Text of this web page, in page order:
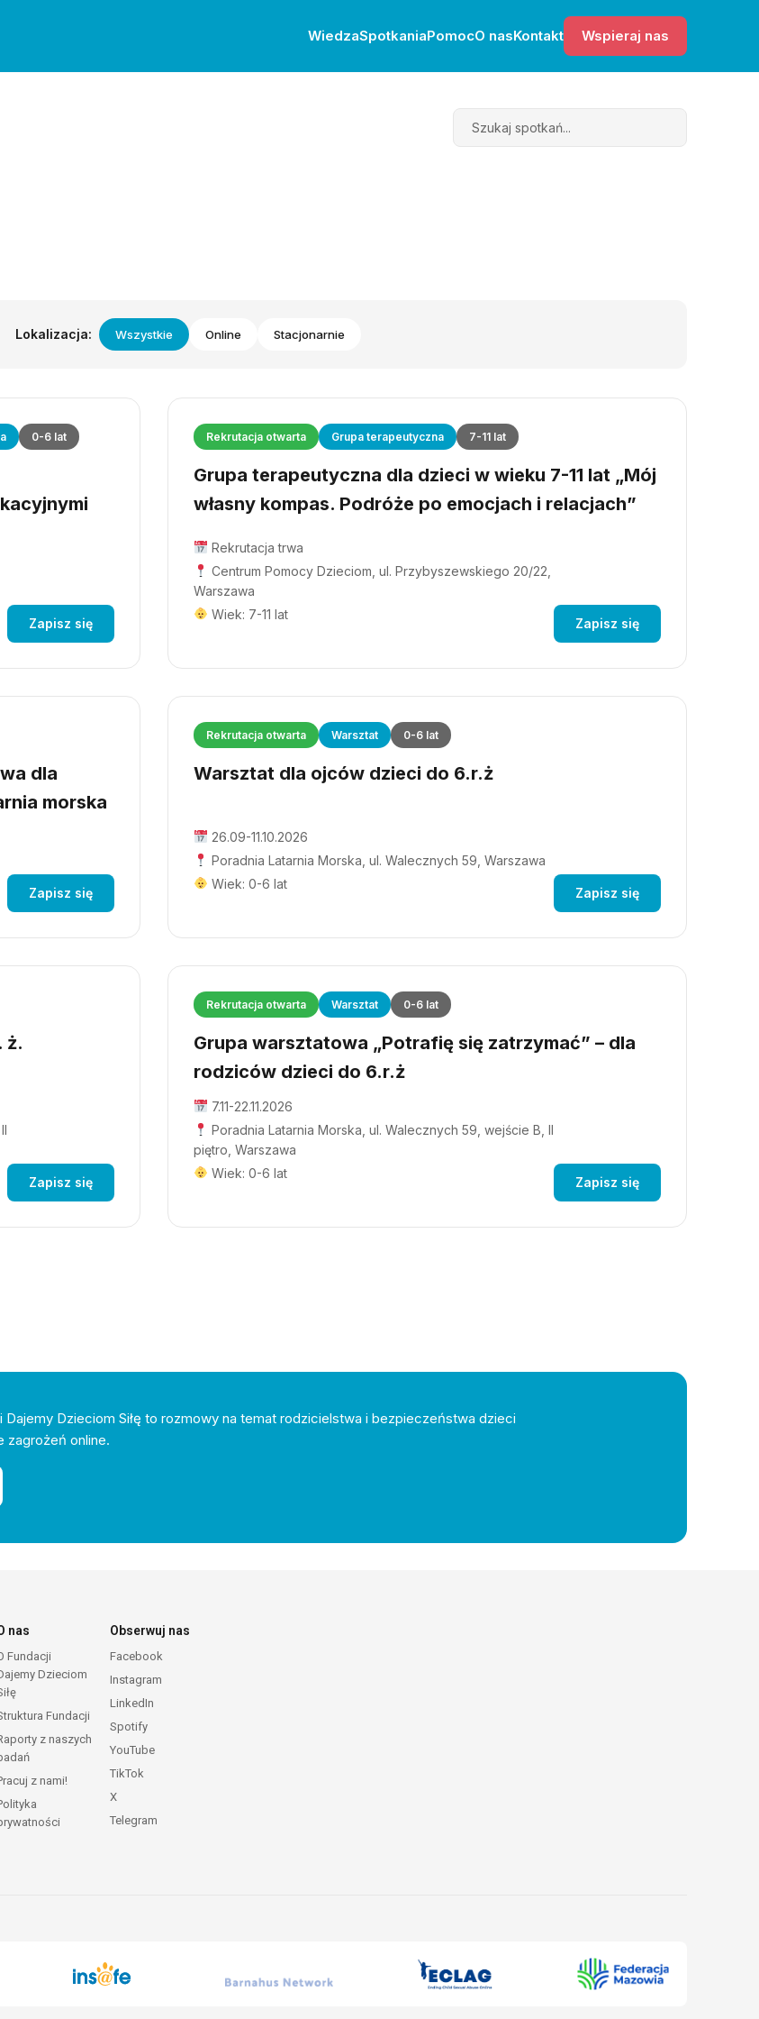
WiedzaSpotkaniaPomocO nasKontakt Wspieraj nas
Search
Lokalizacja: Wszystkie Online Stacjonarnie
0-6 lat
Zapisz się
Rekrutacja otwarta Grupa terapeutyczna 7-11 lat
Grupa terapeutyczna dla dzieci w wieku 7-11 lat „Mój
własny kompas. Podróże po emocjach i relacjach”
Rekrutacja trwa
Centrum Pomocy Dzieciom, ul. Przybyszewskiego 20/22,
Warszawa
Wiek: 7-11 lat
Zapisz się
dla
morska
Zapisz się
Rekrutacja otwarta Warsztat 0-6 lat
Warsztat dla ojców dzieci do 6.r.ż
26.09-11.10.2026
Poradnia Latarnia Morska, ul. Walecznych 59, Warszawa
Wiek: 0-6 lat
Zapisz się
ż.
Zapisz się
Rekrutacja otwarta Warsztat 0-6 lat
Grupa warsztatowa „Potrafię się zatrzymać” – dla
rodziców dzieci do 6.r.ż
7.11-22.11.2026
Poradnia Latarnia Morska, ul. Walecznych 59, wejście B, II
piętro, Warszawa
Wiek: 0-6 lat
Zapisz się
Dajemy Dzieciom Siłę to rozmowy na temat rodzicielstwa i bezpieczeństwa dzieci
zagrożeń online.
nas
Fundacji
Dzieciom
Fundacji
z naszych
z nami!
Obserwuj nas
Facebook
Instagram
LinkedIn
Spotify
YouTube
TikTok
X
Telegram